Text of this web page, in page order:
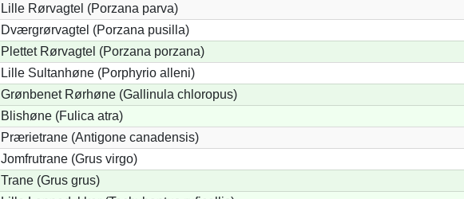
Lille Rørvagtel (Porzana parva)
Dværgrørvagtel (Porzana pusilla)
Plettet Rørvagtel (Porzana porzana)
Lille Sultanhøne (Porphyrio alleni)
Grønbenet Rørhøne (Gallinula chloropus)
Blishøne (Fulica atra)
Prærietrane (Antigone canadensis)
Jomfrutrane (Grus virgo)
Trane (Grus grus)